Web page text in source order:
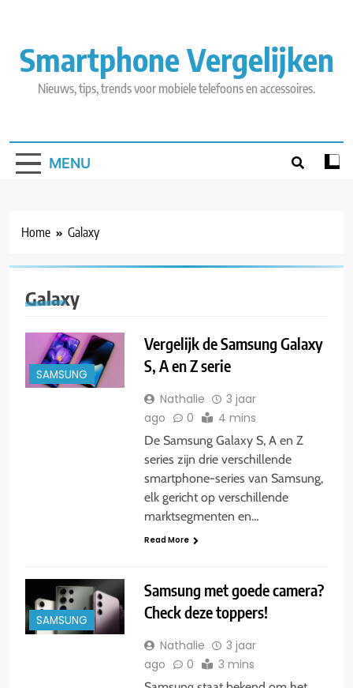
contentSmartphone Vergelijken
Nieuws, tips, trends voor mobiele telefoons en accessoires.
MENU
Home Galaxy
Galaxy
SAMSUNG
Vergelijk de Samsung Galaxy
S, A en Z serie
Nathalie
3 jaar
ago
0 4 mins
De Samsung Galaxy S, A en Z
series zijn drie verschillende
smartphone-series van Samsung,
elk gericht op verschillende
marktsegmenten en…
Read More
SAMSUNG
Samsung met goede camera?
Check deze toppers!
Nathalie
3 jaar
ago
0 3 mins